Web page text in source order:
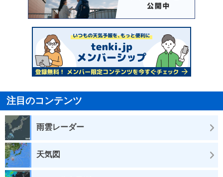
注目のコンテンツ
雨雲レーダー
天気図